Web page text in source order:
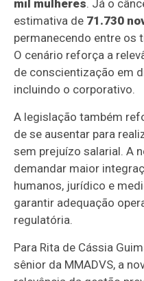
mil mulheres. Já o
estimativa de 71.730
permanecendo entre os
O cenário reforça a
de conscientização em
incluindo o corporativo.
A legislação também
de se ausentar para
sem prejuízo salarial. A
demandar maior
humanos, jurídico e
garantir adequação
regulatória.
Para Rita de Cássia
sênior da MMADVS, a